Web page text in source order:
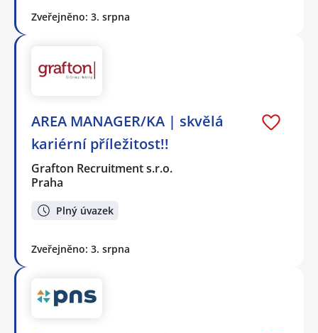
Zveřejněno: 3. srpna
AREA MANAGER/KA | skvělá
kariérní příležitost!!
Grafton Recruitment s.r.o.
Praha
Plný úvazek
Zveřejněno: 3. srpna